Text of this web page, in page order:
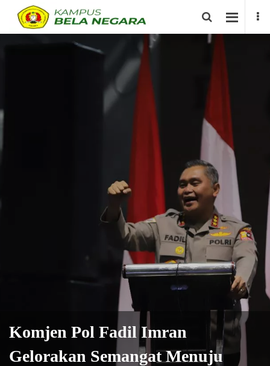
Komjen Pol Fadil Imran
Gelorakan Semangat Menuju